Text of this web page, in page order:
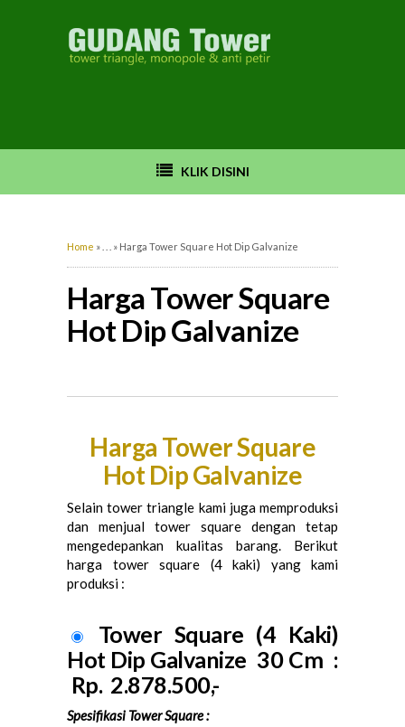
KLIK DISINI
Home » » Harga Tower Square Hot Dip Galvanize
Harga Tower Square
Hot Dip Galvanize
Harga Tower Square
Hot Dip Galvanize
Selain tower triangle kami juga memproduksi
dan menjual tower square dengan tetap
mengedepankan kualitas barang. Berikut
harga tower square (4 kaki) yang kami
produksi :
Tower Square (4 Kaki)
Hot Dip Galvanize 30 Cm :
Rp. 2.878.500,-
Spesifikasi Tower Square :